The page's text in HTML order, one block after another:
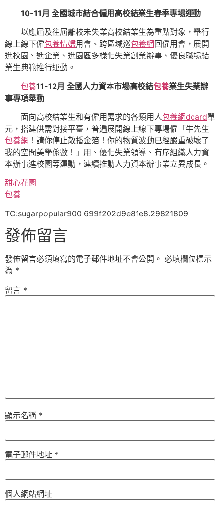
10-11月 全國城市結合僱用高校結業生春季專場運動
以應屆及往屆離校未失業高校結業生為重點對象，舉行
線上線下僱包養情婦用會、跨區域巡包養網 回僱用會，展開
進校園、進企業、進園區多樣化失業創業辦事、優良職場結
業生典範推行運動。
包養11-12月 全國人力資本市場高校結包養業生失業辦
事專項舉動
面向高校結業生和有僱用需求的各類用人包養網dcard單
元，搭建供需對接平臺，普遍展開線上線下專場僱「牛先生
包養網 ！請你停止散播金箔！你的物質波動已經嚴重破壞了
我的空間美學係數！」用、優化失業領導、有序組織人力資
本辦事進校園等運動，連續推動人力資本辦事業立異成長。
甜心花園
包養
TC:sugarpopular900 699f202d9e81e8.29821809
發佈留言
發佈留言必須填寫的電子郵件地址不會公開。 必填欄位標示
為 *
留言 *
顯示名稱 *
電子郵件地址 *
個人網站網址